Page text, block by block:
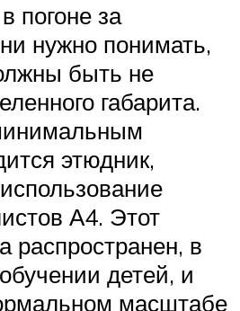
погоне за
нужно понимать,
быть не
габарита.
этюдник,
А4. Этот
распространен, в
детей, и
масштабе